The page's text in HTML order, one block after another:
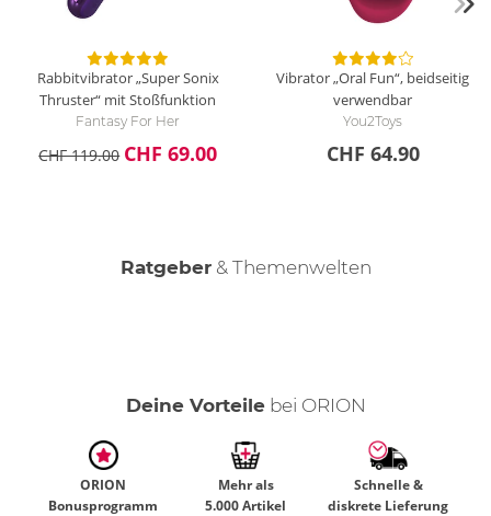
Rabbitvibrator „Super Sonix
Thruster“ mit Stoßfunktion
Fantasy For Her
CHF 119.00 CHF 69.00
Vibrator „Oral Fun“, beidseitig
verwendbar
You2Toys
CHF 64.90
Ratgeber& Themenwelten
Orgasmuswunder Womanizer
Der weibliche Orgasmus
Deine Vorteilebei ORION
ORION
Bonusprogramm
Mehr als
5.000 Artikel
Schnelle &
diskrete Lieferung